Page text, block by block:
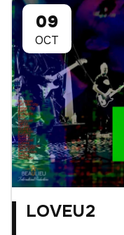
09
OCT
LOVEU2